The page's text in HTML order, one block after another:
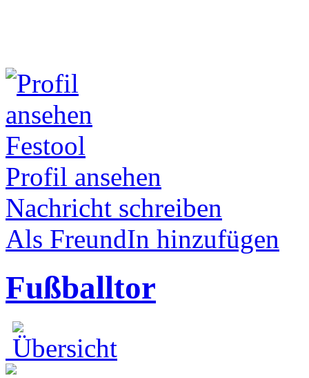
Festool
Profil ansehen
Nachricht schreiben
Als FreundIn hinzufügen
Fußballtor